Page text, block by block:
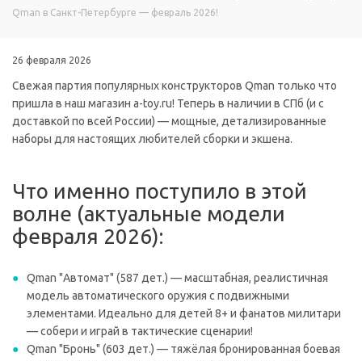
Qman в Санкт-Петербурге — февраль 2026!
26 февраля 2026
Свежая партия популярных конструкторов Qman только что
пришла в наш магазин a-toy.ru! Теперь в наличии в СПб (и с
доставкой по всей России) — мощные, детализированные
наборы для настоящих любителей сборки и экшена.
Что именно поступило в этой
волне (актуальные модели
февраля 2026):
Qman "Автомат" (587 дет.) — масштабная, реалистичная
модель автоматического оружия с подвижными
элементами. Идеально для детей 8+ и фанатов милитари
— собери и играй в тактические сценарии!
Qman "Бронь" (603 дет.) — тяжёлая бронированная боевая